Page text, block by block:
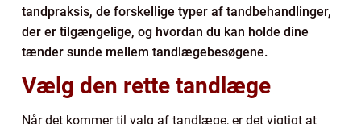
tandpraksis, de forskellige typer af tandbehandlinger,
der er tilgængelige, og hvordan du kan holde dine
tænder sunde mellem tandlægebesøgene.
Vælg den rette tandlæge
Når det kommer til valg af tandlæge, er det vigtigt at